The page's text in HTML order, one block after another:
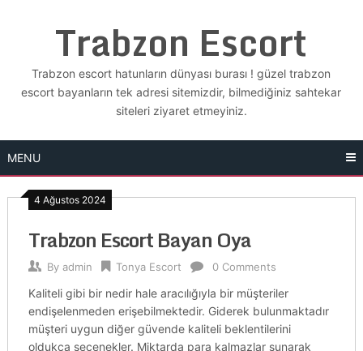
Trabzon Escort
Trabzon escort hatunların dünyası burası ! güzel trabzon
escort bayanların tek adresi sitemizdir, bilmediğiniz sahtekar
siteleri ziyaret etmeyiniz.
MENU
4 Ağustos 2024
Trabzon Escort Bayan Oya
By admin Tonya Escort 0 Comments
Kaliteli gibi bir nedir hale aracılığıyla bir müşteriler
endişelenmeden erişebilmektedir. Giderek bulunmaktadır
müşteri uygun diğer güvende kaliteli beklentilerini
oldukça seçenekler. Miktarda para kalmazlar sunarak